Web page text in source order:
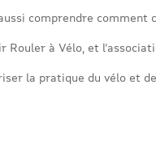
comprendre
à Vélo, et
la pratique du vélo et